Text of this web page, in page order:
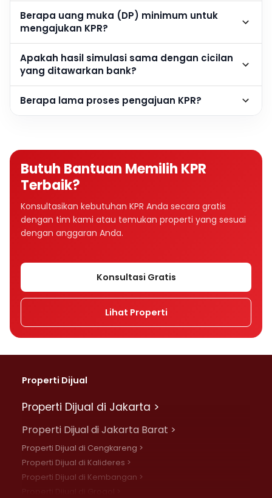
Berapa uang muka (DP) minimum untuk
mengajukan KPR?
Apakah hasil simulasi sama dengan cicilan
yang ditawarkan bank?
Berapa lama proses pengajuan KPR?
Butuh Bantuan Memilih KPR
Terbaik?
Konsultasikan kebutuhan KPR Anda secara gratis
dengan tim kami atau temukan properti yang sesuai
dengan anggaran Anda.
Konsultasi Gratis
Lihat Properti
Properti Dijual
Properti Dijual di Jakarta >
Properti Dijual di Jakarta Barat >
Properti Dijual di Cengkareng >
Properti Dijual di Kalideres >
Properti Dijual di Kembangan >